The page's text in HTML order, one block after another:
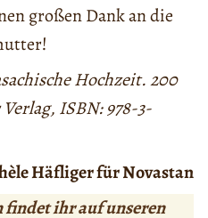
großen Dank an die
Hochzeit. 200
ISBN: 978-3-
Häfliger für Novastan
ihr auf unseren